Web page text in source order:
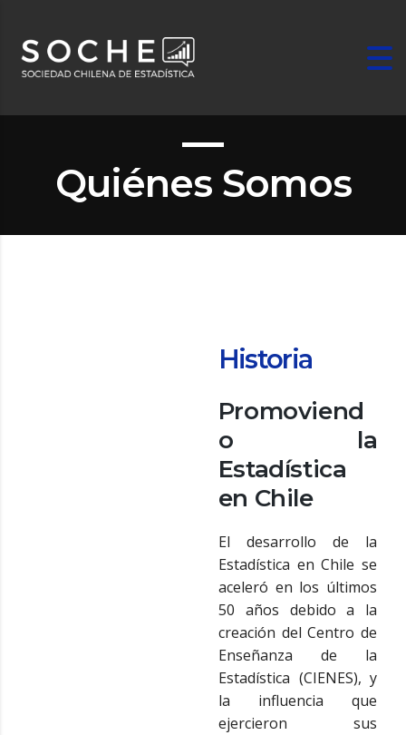
Quiénes Somos
Historia
Promoviend
o la
Estadística
en Chile
El desarrollo de la
Estadística en Chile se
aceleró en los últimos
50 años debido a la
creación del Centro de
Enseñanza de la
Estadística (CIENES), y
la influencia que
ejercieron sus